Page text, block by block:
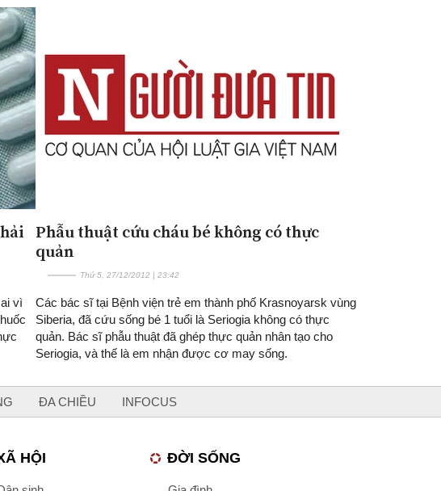
vì
Phẫu thuật cứu cháu bé không có thực
quản
Thứ 5, 27/12/2012 | 23:42
Các bác sĩ tại Bệnh viện trẻ em thành phố Krasnoyarsk vùng
Siberia, đã cứu sống bé 1 tuổi là Seriogia không có thực
quản. Bác sĩ phẫu thuật đã ghép thực quản nhân tạo cho
Seriogia, và thế là em nhận được cơ may sống.
ĐA CHIỀU INFOCUS
HỘI ĐỜI SỐNG